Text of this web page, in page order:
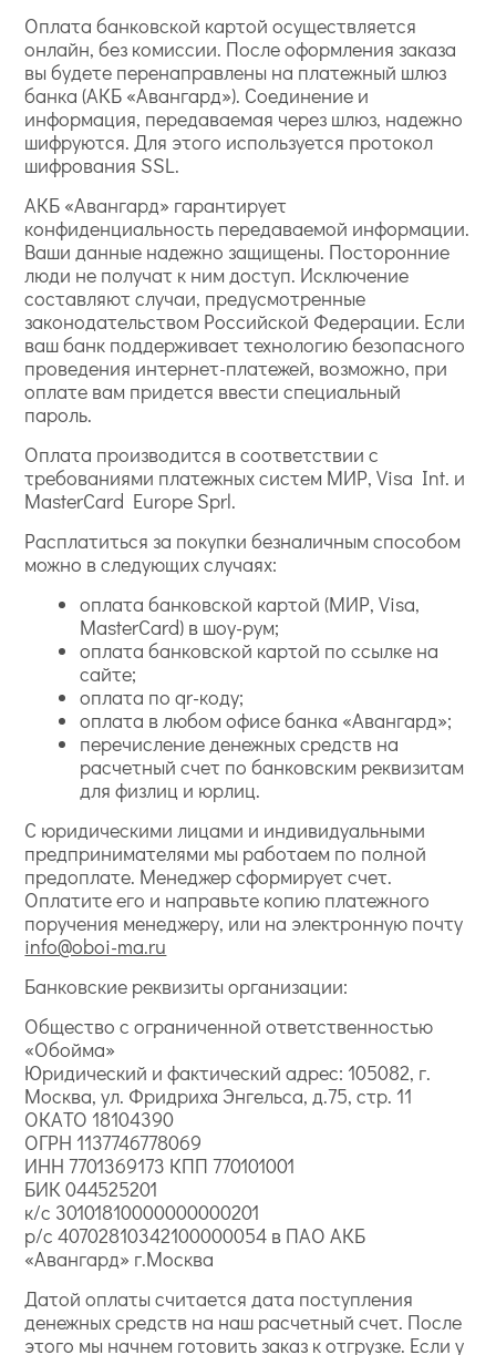
Оплата банковской картой осуществляется
онлайн, без комиссии. После оформления заказа
вы будете перенаправлены на платежный шлюз
банка (АКБ «Авангард»). Соединение и
информация, передаваемая через шлюз, надежно
шифруются. Для этого используется протокол
шифрования SSL.
АКБ «Авангард» гарантирует
конфиденциальность передаваемой информации.
Ваши данные надежно защищены. Посторонние
люди не получат к ним доступ. Исключение
составляют случаи, предусмотренные
законодательством Российской Федерации. Если
ваш банк поддерживает технологию безопасного
проведения интернет-платежей, возможно, при
оплате вам придется ввести специальный
пароль.
Оплата производится в соответствии с
требованиями платежных систем МИР, Visa Int. и
MasterCard Europe Sprl.
Расплатиться за покупки безналичным способом
можно в следующих случаях:
оплата банковской картой (МИР, Visa,
MasterCard) в шоу-рум;
оплата банковской картой по ссылке на
сайте;
оплата по qr-коду;
оплата в любом офисе банка «Авангард»;
перечисление денежных средств на
расчетный счет по банковским реквизитам
для физлиц и юрлиц.
С юридическими лицами и индивидуальными
предпринимателями мы работаем по полной
предоплате. Менеджер сформирует счет.
Оплатите его и направьте копию платежного
поручения менеджеру, или на электронную почту
info@oboi-ma.ru
Банковские реквизиты организации:
Общество с ограниченной ответственностью
«Обойма»
Юридический и фактический адрес: 105082, г.
Москва, ул. Фридриха Энгельса, д.75, стр. 11
ОКАТО 18104390
ОГРН 1137746778069
ИНН 7701369173 КПП 770101001
БИК 044525201
к/с 30101810000000000201
р/с 40702810342100000054 в ПАО АКБ
«Авангард» г.Москва
Датой оплаты считается дата поступления
денежных средств на наш расчетный счет. После
этого мы начнем готовить заказ к отгрузке. Если у